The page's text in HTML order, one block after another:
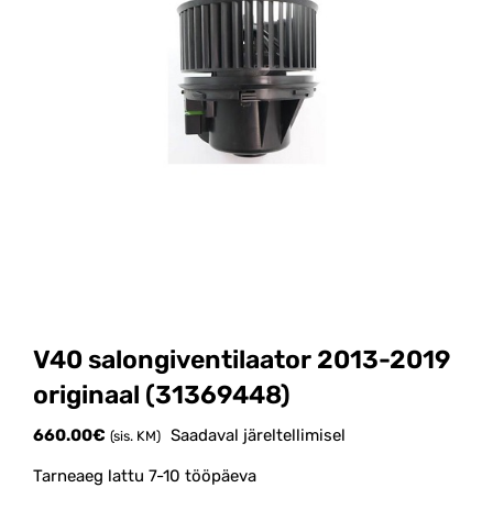
V40 salongiventilaator 2013-2019
originaal (31369448)
660.00€ (sis. KM) Saadaval järeltellimisel
Tarneaeg lattu 7-10 tööpäeva